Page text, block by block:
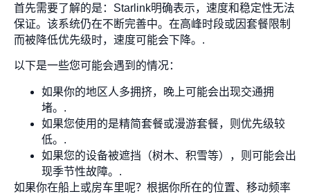
首先需要了解的是：Starlink明确表示，速度和稳定性无法
保证。该系统仍在不断完善中。在高峰时段或因套餐限制
而被降低优先级时，速度可能会下降。.
以下是一些您可能会遇到的情况：
如果你的地区人多拥挤，晚上可能会出现交通拥
堵。.
如果您使用的是精简套餐或漫游套餐，则优先级较
低。.
如果您的设备被遮挡（树木、积雪等），则可能会出
现季节性故障。.
如果你在船上或房车里呢？根据你所在的位置、移动频率